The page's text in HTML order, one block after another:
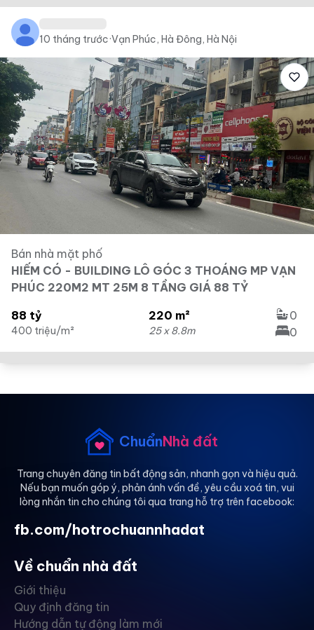
10 tháng trước·Vạn Phúc, Hà Đông, Hà Nội
Bán nhà mặt phố
HIẾM CÓ - BUILDING LÔ GÓC 3 THOÁNG MP VẠN
PHÚC 220M2 MT 25M 8 TẦNG GIÁ 88 TỶ
88 tỷ
400 triệu/m²
220 m²
25 x 8.8m
0
0
ChuẩnNhà đất
Trang chuyên đăng tin bất động sản, nhanh gọn và hiệu quả.
Nếu bạn muốn góp ý, phản ánh vấn đề, yêu cầu xoá tin, vui
lòng nhắn tin cho chúng tôi qua trang hỗ trợ trên facebook:
fb.com/hotrochuannhadat
Về chuẩn nhà đất
Giới thiệu
Quy định đăng tin
Hướng dẫn tự động làm mới